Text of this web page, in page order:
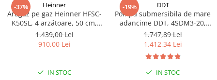
-37% Heinner
Aragaz pe gaz Heinner HFSC-
K50SL, 4 arzătoare, 50 cm,
Duze GPL incluse​​​​​​​, Dispozitiv
de siguranță plită și cuptor,
Capac metalic, Argintiu
1.439,00 Lei
910,00 Lei
IN STOC
-19% DDT
Pompa submersibila de mare
adancime DDT, 4SDM3-20,
refulare la 250 m, debit 12
m³/h, putere 2500 W, 20
turbine, Inox, 30 m cablu
1.747,89 Lei
1.412,34 Lei
IN STOC